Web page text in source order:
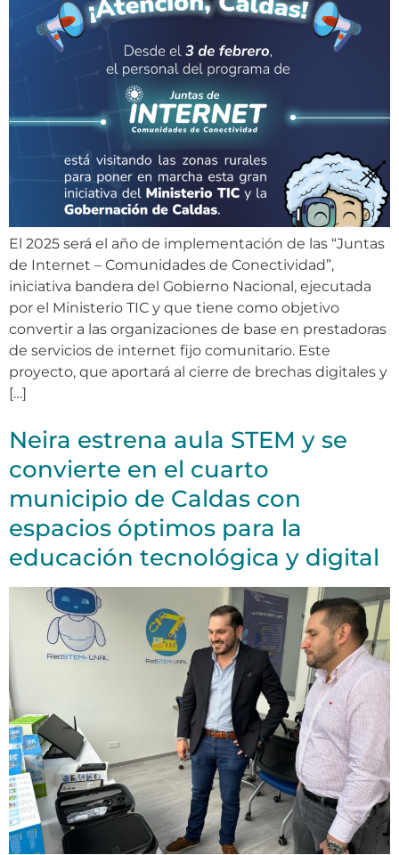
El 2025 será el año de implementación de las “Juntas
de Internet – Comunidades de Conectividad”,
iniciativa bandera del Gobierno Nacional, ejecutada
por el Ministerio TIC y que tiene como objetivo
convertir a las organizaciones de base en prestadoras
de servicios de internet fijo comunitario. Este
proyecto, que aportará al cierre de brechas digitales y
[…]
Neira estrena aula STEM y se
convierte en el cuarto
municipio de Caldas con
espacios óptimos para la
educación tecnológica y digital